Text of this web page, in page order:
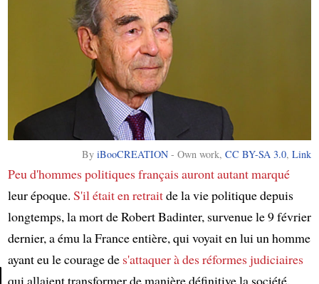
ByiBooCREATION -Own work,CC BY-SA 3.0,Link
Peu d'hommes politiques françaisauront autant marqué
leur époque. S'il était en retraitde la vie politique depuis
longtemps, la mort de Robert Badinter, survenue le 9 février
dernier, a ému la France entière, qui voyait en lui un homme
ayant eu le courage de s'attaquer à des réformes judiciaires
qui allaient transformer de manière définitive la société.